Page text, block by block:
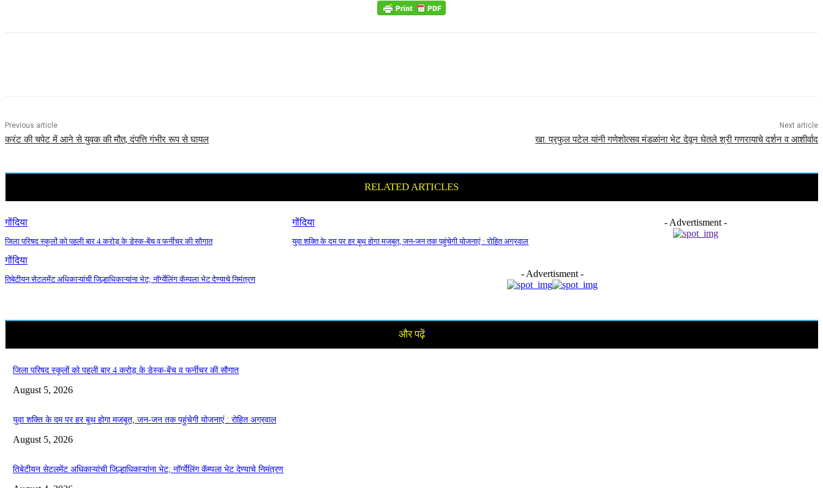
Previous article
करंट की चपेट में आने से युवक की मौत, दंपत्ति गंभीर रूप से घायल
Next article
खा. प्रफुल पटेल यांनी गणेशोत्सव मंडळांना भेट देवून घेतले श्री गणरायाचे दर्शन व आशीर्वाद
RELATED ARTICLES
गोंदिया
जिला परिषद स्कूलों को पहली बार 4 करोड़ के डेस्क-बेंच व फर्नीचर की सौगात
गोंदिया
युवा शक्ति के दम पर हर बूथ होगा मजबूत, जन-जन तक पहुंचेगी योजनाएं : रोहित अग्रवाल
गोंदिया
तिबेटीयन सेटलमेंट अधिकाऱ्यांची जिल्हाधिकाऱ्यांना भेट; नॉर्ग्येलिंग कॅम्पला भेट देण्याचे निमंत्रण
- Advertisment -
- Advertisment -
और पढ़ें
जिला परिषद स्कूलों को पहली बार 4 करोड़ के डेस्क-बेंच व फर्नीचर की सौगात
August 5, 2026
युवा शक्ति के दम पर हर बूथ होगा मजबूत, जन-जन तक पहुंचेगी योजनाएं : रोहित अग्रवाल
August 5, 2026
तिबेटीयन सेटलमेंट अधिकाऱ्यांची जिल्हाधिकाऱ्यांना भेट; नॉर्ग्येलिंग कॅम्पला भेट देण्याचे निमंत्रण